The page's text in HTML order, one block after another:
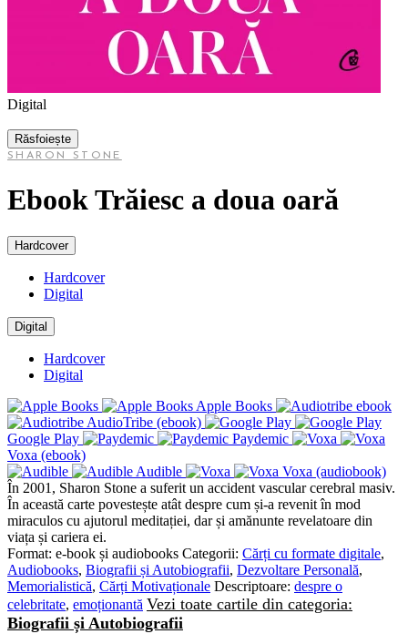
Digital
Răsfoiește
SHARON STONE
Ebook Trăiesc a doua oară
Hardcover
Hardcover
Digital
Digital
Hardcover
Digital
Apple Books
AudioTribe (ebook)
Google Play
Paydemic
Voxa (ebook)
Audible
Voxa (audiobook)
În 2001, Sharon Stone a suferit un accident vascular cerebral masiv.
În această carte povestește atât despre cum și-a revenit în mod
miraculos cu ajutorul meditației, dar și amănunte revelatoare din
viața și cariera ei.
Format: e-book și audiobooks Categorii: Cărți cu formate digitale,
Audiobooks, Biografii și Autobiografii, Dezvoltare Personală,
Memorialistică, Cărți Motivaționale Descriptoare: despre o
celebritate, emoționantă Vezi toate cartile din categoria:
Biografii și Autobiografii